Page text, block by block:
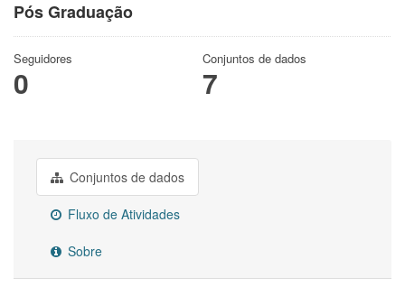
Pós Graduação
Seguidores
0
Conjuntos de dados
7
Conjuntos de dados
Fluxo de Atividades
Sobre